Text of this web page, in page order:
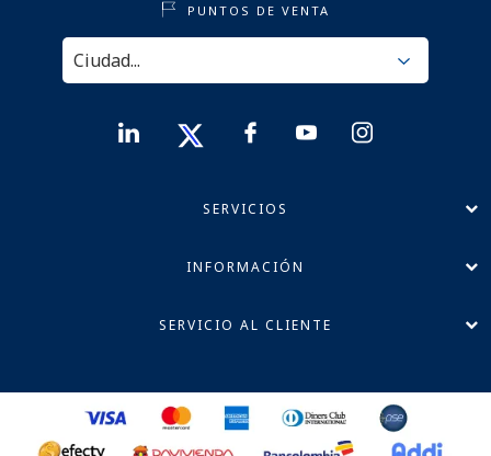
PUNTOS DE VENTA
SERVICIOS
INFORMACIÓN
SERVICIO AL CLIENTE